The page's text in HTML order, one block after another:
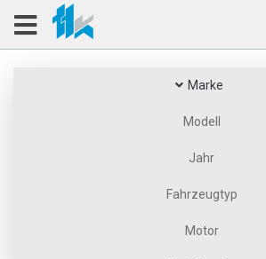
Marke
Modell
Jahr
Fahrzeugtyp
Motor